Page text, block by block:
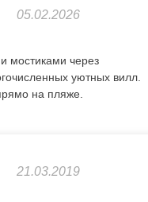
05.02.2026
мостиками через
уютных вилл.
на пляже.
21.03.2019